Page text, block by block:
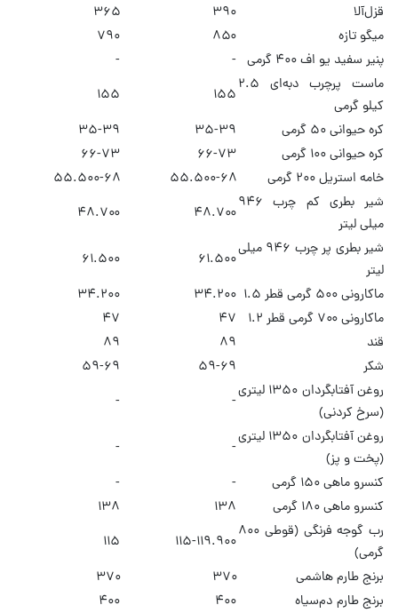
قزل‌آلا
۳۹۰
۳۶۵
میگو تازه
۸۵۰
۷۹۰
پنیر سفید یو اف ۴۰۰ گرمی
-
-
ماست پرچرب دبه‌ای ۲.۵
کیلو گرمی
۱۵۵
۱۵۵
کره حیوانی ۵۰ گرمی
۳۵-۳۹
۳۵-۳۹
کره حیوانی ۱۰۰ گرمی
۶۶-۷۳
۶۶-۷۳
خامه استریل ۲۰۰ گرمی
۵۵.۵۰۰-۶۸
۵۵.۵۰۰-۶۸
شیر بطری کم چرب ۹۴۶
میلی لیتر
۴۸.۷۰۰
۴۸.۷۰۰
شیر بطری پر چرب ۹۴۶ میلی
لیتر
۶۱.۵۰۰
۶۱.۵۰۰
ماکارونی ۵۰۰ گرمی قطر ۱.۵
۳۴.۲۰۰
۳۴.۲۰۰
ماکارونی ۷۰۰ گرمی قطر ۱.۲
۴۷
۴۷
قند
۸۹
۸۹
شکر
۵۹-۶۹
۵۹-۶۹
روغن آفتابگردان ۱۳۵۰ لیتری
(سرخ کردنی)
-
-
روغن آفتابگردان ۱۳۵۰ لیتری
(پخت و پز)
-
-
کنسرو ماهی ۱۵۰ گرمی
-
-
کنسرو ماهی ۱۸۰ گرمی
۱۳۸
۱۳۸
رب گوجه فرنگی (قوطی ۸۰۰
گرمی)
۱۱۵-۱۱۹.۹۰۰
۱۱۵
برنج طارم هاشمی
۳۷۰
۳۷۰
برنج طارم دم‌سیاه
۴۰۰
۴۰۰